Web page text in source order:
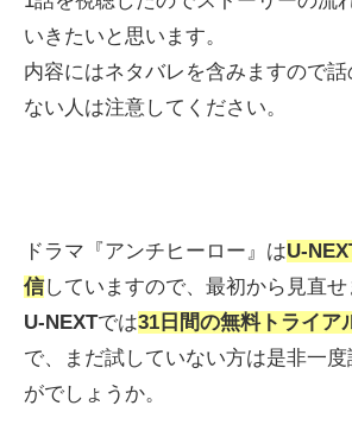
いきたいと思います。
内容にはネタバレを含みますので話
ない人は注意してください。
ドラマ『アンチヒーロー』はU-
信していますので、最初から見直せ
U-NEXTでは31日間の無料トライア
で、まだ試していない方は是非一
がでしょうか。